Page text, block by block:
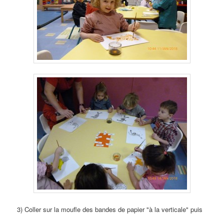
3) Coller sur la moufle des bandes de papier "à la verticale" puis